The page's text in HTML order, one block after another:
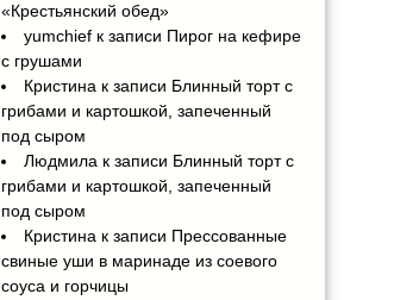
«Крестьянский обед»
yumchiefк записи Пирог на кефире
с грушами
Кристинак записи Блинный торт с
грибами и картошкой, запеченный
под сыром
Людмилак записи Блинный торт с
грибами и картошкой, запеченный
под сыром
Кристинак записи Прессованные
свиные уши в маринаде из соевого
соуса и горчицы